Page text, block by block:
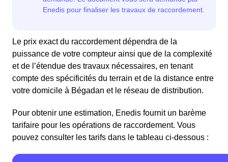
Le prix exact du raccordement dépendra de la
puissance de votre compteur ainsi que de la complexité
et de l’étendue des travaux nécessaires, en tenant
compte des spécificités du terrain et de la distance entre
votre domicile à Bégadan et le réseau de distribution.
Pour obtenir une estimation, Enedis fournit un barème
tarifaire pour les opérations de raccordement. Vous
pouvez consulter les tarifs dans le tableau ci-dessous :